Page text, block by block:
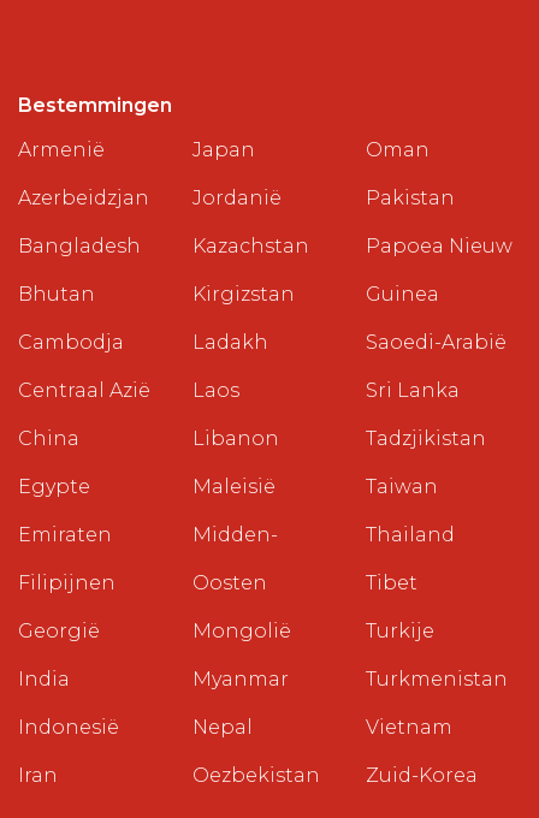
Bestemmingen
Armenië
Azerbeidzjan
Bangladesh
Bhutan
Cambodja
Centraal Azië
China
Egypte
Emiraten
Filipijnen
Georgië
India
Indonesië
Iran
Japan
Jordanië
Kazachstan
Kirgizstan
Ladakh
Laos
Libanon
Maleisië
Midden-
Oosten
Mongolië
Myanmar
Nepal
Oezbekistan
Oman
Pakistan
Papoea Nieuw
Guinea
Saoedi-Arabië
Sri Lanka
Tadzjikistan
Taiwan
Thailand
Tibet
Turkije
Turkmenistan
Vietnam
Zuid-Korea